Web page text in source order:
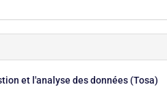
et l'analyse des données (Tosa)